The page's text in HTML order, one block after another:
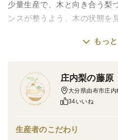
少量生産で、木と向き合う梨
ンスが整うよう、木の状態を
9月上旬頃のお届けを予定して
〜味わいで選ばれ続ける、庄
豊水は、甘さと酸味、その両
口に含むと、果汁があふれ、
もっ
庄内梨の藤原
大分県由布市庄内
34いいね
生産者のこだわり